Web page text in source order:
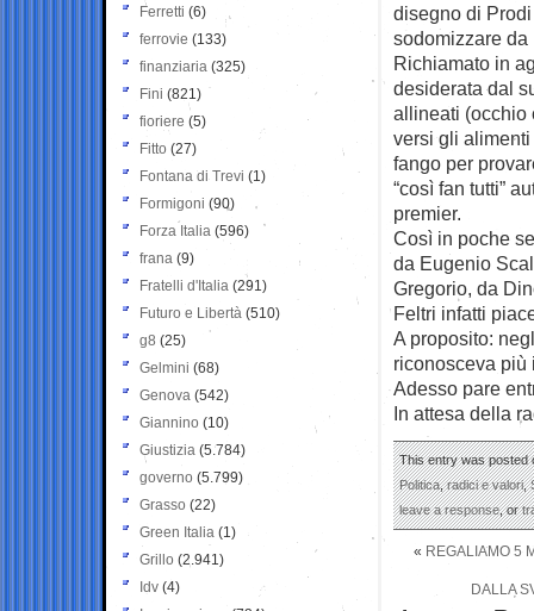
disegno di
sodomizzare
Richiamato in
desiderata dal
allineati (occhio
versi gli
fango per
“così fan tutti”
premier.
Così in poche
da Eugenio
Gregorio, da
Feltri infatti
A proposito:
riconosceva più
Adesso pare
In attesa della
This entry was posted
Politica,radici e valori,
leave a response, or
« REGALIAMO 5
DALLA
Ferretti (6)
ferrovie (133)
finanziaria (325)
Fini (821)
fioriere (5)
Fitto (27)
Fontana di Trevi (1)
Formigoni (90)
Forza Italia (596)
frana (9)
Fratelli d'Italia (291)
Futuro e Libertà (510)
g8 (25)
Gelmini (68)
Genova (542)
Giannino (10)
Giustizia (5.784)
governo (5.799)
Grasso (22)
Green Italia (1)
Grillo (2.941)
Idv (4)